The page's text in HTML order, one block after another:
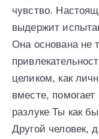
чувство.
выдержит
Она основана не
целиком, как
вместе,
разлуке Ты как
Другой человек,